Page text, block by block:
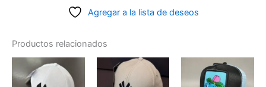
Agregar a la lista de deseos
Productos relacionados